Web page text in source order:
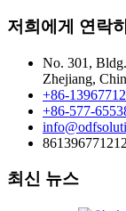
저희에게 연락
No. 301,
Zhejiang,
+86-
+86-577-
최신 뉴스